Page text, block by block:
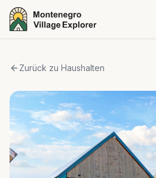
Zurück zu Haushalten